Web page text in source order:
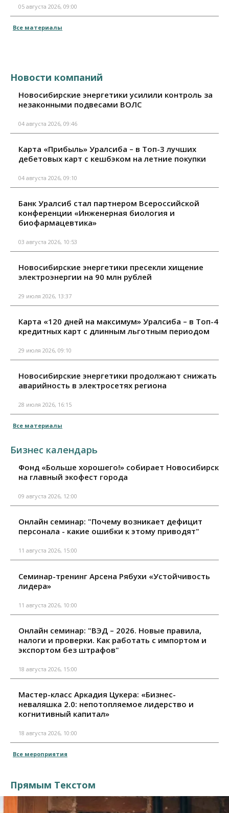
05 августа 2026, 09:00
Все материалы
Новости компаний
Новосибирские энергетики усилили контроль за
незаконными подвесами ВОЛС
04 августа 2026, 09:46
Карта «Прибыль» Уралсиба – в Топ-3 лучших
дебетовых карт с кешбэком на летние покупки
04 августа 2026, 09:10
Банк Уралсиб стал партнером Всероссийской
конференции «Инженерная биология и
биофармацевтика»
03 августа 2026, 10:53
Новосибирские энергетики пресекли хищение
электроэнергии на 90 млн рублей
29 июля 2026, 13:37
Карта «120 дней на максимум» Уралсиба – в Топ-4
кредитных карт с длинным льготным периодом
29 июля 2026, 09:10
Новосибирские энергетики продолжают снижать
аварийность в электросетях региона
28 июля 2026, 16:15
Все материалы
Бизнес календарь
Фонд «Больше хорошего!» собирает Новосибирск
на главный экофест города
09 августа 2026, 12:00
Онлайн семинар: "Почему возникает дефицит
персонала - какие ошибки к этому приводят"
11 августа 2026, 15:00
Семинар-тренинг Арсена Рябухи «Устойчивость
лидера»
11 августа 2026, 10:00
Онлайн семинар: "ВЭД – 2026. Новые правила,
налоги и проверки. Как работать с импортом и
экспортом без штрафов"
18 августа 2026, 15:00
Мастер-класс Аркадия Цукера: «Бизнес-
неваляшка 2.0: непотопляемое лидерство и
когнитивный капитал»
18 августа 2026, 10:00
Все мероприятия
Прямым Текстом